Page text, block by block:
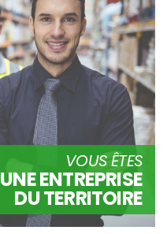
VOUS ÊTES
UNE ENTREPRISE
DU TERRITOIRE